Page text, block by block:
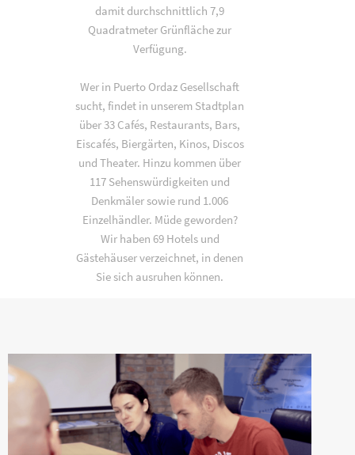
damit durchschnittlich 7,9
Quadratmeter Grünfläche zur
Verfügung.
Wer in Puerto Ordaz Gesellschaft
sucht, findet in unserem Stadtplan
über 33 Cafés, Restaurants, Bars,
Eiscafés, Biergärten, Kinos, Discos
und Theater. Hinzu kommen über
117 Sehenswürdigkeiten und
Denkmäler sowie rund 1.006
Einzelhändler. Müde geworden?
Wir haben 69 Hotels und
Gästehäuser verzeichnet, in denen
Sie sich ausruhen können.